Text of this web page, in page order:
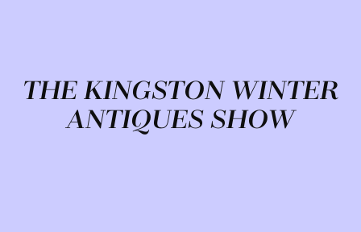
THE KINGSTON WINTER
ANTIQUES SHOW